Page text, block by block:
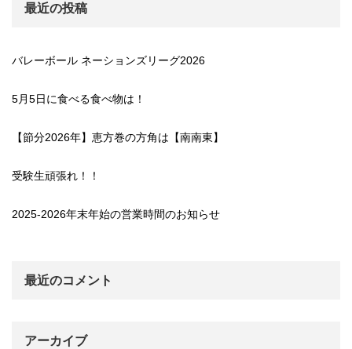
最近の投稿
バレーボール ネーションズリーグ2026
5月5日に食べる食べ物は！
【節分2026年】恵方巻の方角は【南南東】
受験生頑張れ！！
2025-2026年末年始の営業時間のお知らせ
最近のコメント
アーカイブ